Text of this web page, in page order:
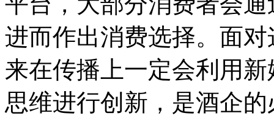
进而作出消费选择。面
来在传播上一定会利用
思维进行创新，是酒企